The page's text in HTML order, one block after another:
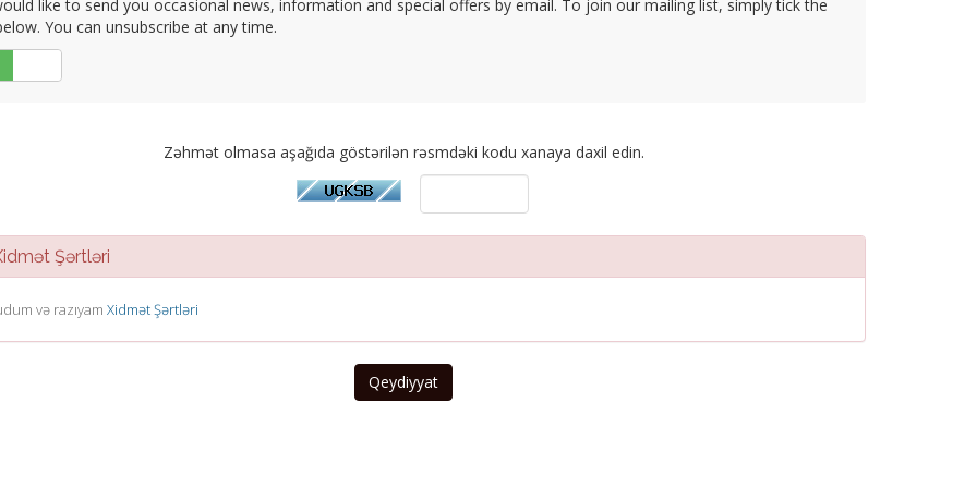
like to send you occasional news, information and special offers by email. To join our mailing list, simply tick the
You can unsubscribe at any time.
Zəhmət olmasa aşağıda göstərilən rəsmdəki kodu xanaya daxil edin.
Şərtləri
və razıyam Xidmət Şərtləri